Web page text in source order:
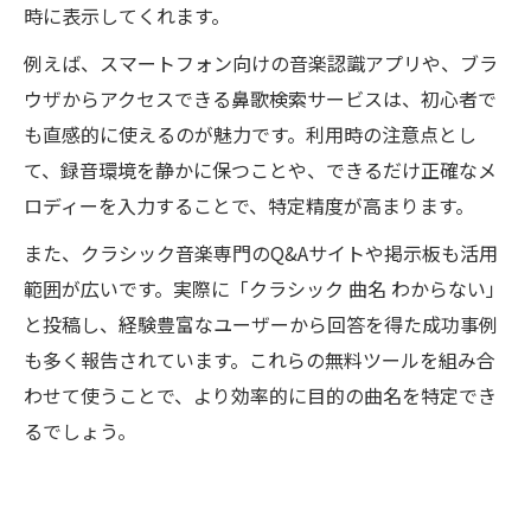
時に表示してくれます。
例えば、スマートフォン向けの音楽認識アプリや、ブラ
ウザからアクセスできる鼻歌検索サービスは、初心者で
も直感的に使えるのが魅力です。利用時の注意点とし
て、録音環境を静かに保つことや、できるだけ正確なメ
ロディーを入力することで、特定精度が高まります。
また、クラシック音楽専門のQ&Aサイトや掲示板も活用
範囲が広いです。実際に「クラシック 曲名 わからない」
と投稿し、経験豊富なユーザーから回答を得た成功事例
も多く報告されています。これらの無料ツールを組み合
わせて使うことで、より効率的に目的の曲名を特定でき
るでしょう。